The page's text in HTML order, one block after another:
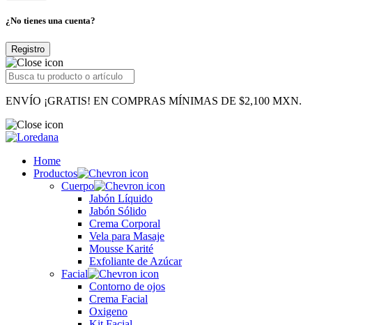
¿No tienes una cuenta?
Registro
ENVÍO ¡GRATIS! EN COMPRAS MÍNIMAS DE $2,100 MXN.
Home
Productos
Cuerpo
Jabón Líquido
Jabón Sólido
Crema Corporal
Vela para Masaje
Mousse Karité
Exfoliante de Azúcar
Facial
Contorno de ojos
Crema Facial
Oxigeno